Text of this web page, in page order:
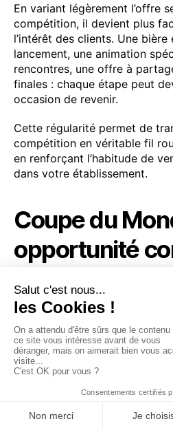
En variant légèrement l’offre
compétition, il devient plus
l’intérêt des clients. Une bière
lancement, une animation
rencontres, une offre à
finales : chaque étape peut
occasion de revenir.
Cette régularité permet de
compétition en véritable fil
en renforçant l’habitude de
dans votre établissement.
Coupe du
opportunité
pour les bars
Avec plus d’un mois de
la Coupe du Monde
événement sportif.
C’est une occasion unique de
régulièrement, de créer des
événement fédérateur.